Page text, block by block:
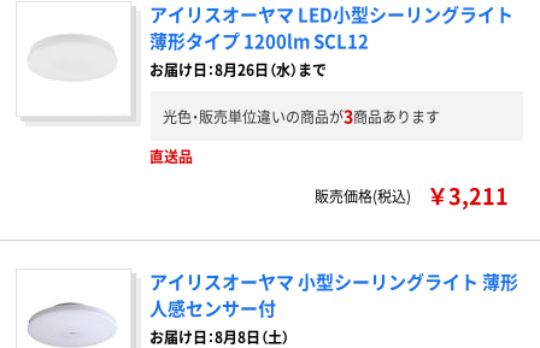
アイリスオーヤマ LED小型シーリングライト
薄形タイプ 1200lm SCL12
お届け日：8月26日（水）まで
光色・販売単位違いの商品が3商品あります
直送品
販売価格(税込)
￥3,211
アイリスオーヤマ 小型シーリングライト 薄形
人感センサー付
お届け日：8月8日（土）